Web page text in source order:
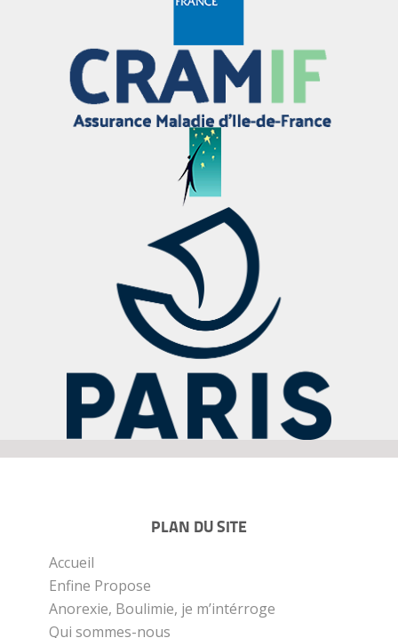
PLAN DU SITE
Accueil
Enfine Propose
Anorexie, Boulimie, je m’intérroge
Qui sommes-nous